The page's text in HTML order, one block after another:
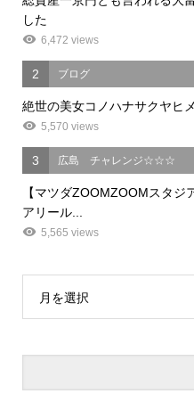
した
6,472 views
2 ブログ
絶世の美女コノハナサクヤヒ
5,570 views
3 広島 チャレンジ☆☆☆
【マツダZOOMZOOMスタジ
アリール...
5,565 views
月を選択